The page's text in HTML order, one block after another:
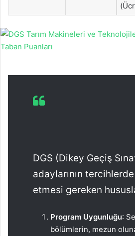
DGS (Dikey Geçiş
adaylarının
etmesi gereken
Program Uygunluğu:
bölümlerin, mezun